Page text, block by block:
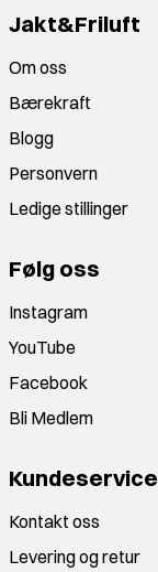
Jakt&Friluft
Om oss
Bærekraft
Blogg
Personvern
Ledige stillinger
Følg oss
Instagram
YouTube
Facebook
Bli Medlem
Kundeservice
Kontakt oss
Levering og retur